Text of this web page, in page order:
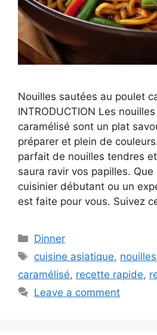
Nouilles sautées au poulet
INTRODUCTION Les
caramélisé sont un plat
préparer et plein de
parfait de nouilles tendres
saura ravir vos papilles. Que
cuisinier débutant ou un
est faite pour vous. Suivez
Categories
Dinner
Tags
cuisine asiatique,
caramélisé, recette rapide,
Leave a comment